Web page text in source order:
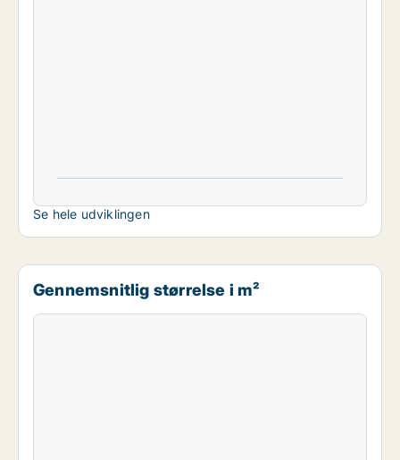
Se hele udviklingen
Gennemsnitlig størrelse i m²